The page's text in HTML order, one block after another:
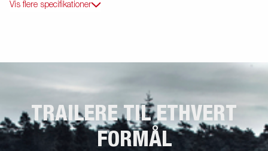
Vis flere specifikationer
TRAILERE TIL ETHVERT
FORMÅL